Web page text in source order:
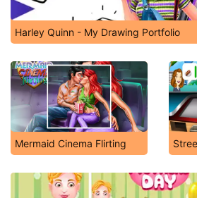
Harley Quinn - My Drawing Portfolio
Mermaid Cinema Flirting